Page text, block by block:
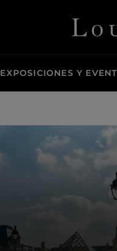
Louvre -
EXPOSICIONES Y